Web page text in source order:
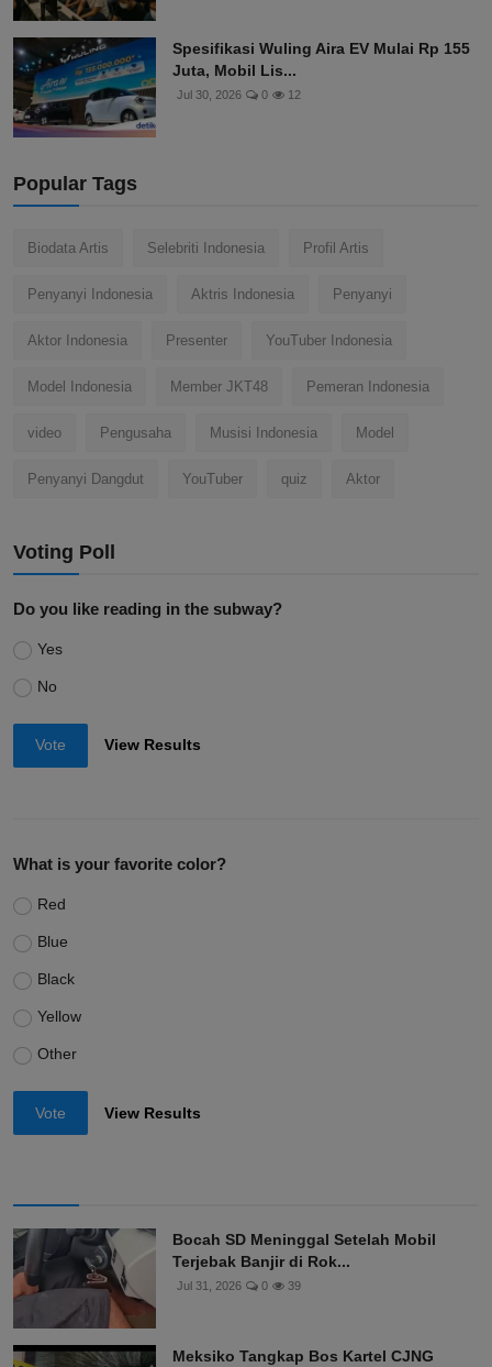
Spesifikasi Wuling Aira EV Mulai Rp 155
Juta, Mobil Lis...
Jul 30, 2026 0 12
Popular Tags
Biodata Artis Selebriti Indonesia Profil Artis
Penyanyi Indonesia Aktris Indonesia Penyanyi
Aktor Indonesia Presenter YouTuber Indonesia
Model Indonesia Member JKT48 Pemeran Indonesia
video Pengusaha Musisi Indonesia Model
Penyanyi Dangdut YouTuber quiz Aktor
Voting Poll
Do you like reading in the subway?
Yes
No
Vote View Results
What is your favorite color?
Red
Blue
Black
Yellow
Other
Vote View Results
Bocah SD Meninggal Setelah Mobil
Terjebak Banjir di Rok...
Jul 31, 2026 0 39
Meksiko Tangkap Bos Kartel CJNG